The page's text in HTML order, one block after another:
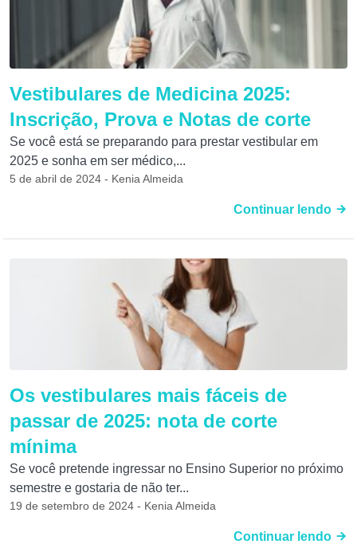
Vestibulares de Medicina 2025:
Inscrição, Prova e Notas de corte
Se você está se preparando para prestar vestibular em
2025 e sonha em ser médico,...
5 de abril de 2024 - Kenia Almeida
Continuar lendo
Os vestibulares mais fáceis de
passar de 2025: nota de corte
mínima
Se você pretende ingressar no Ensino Superior no próximo
semestre e gostaria de não ter...
19 de setembro de 2024 - Kenia Almeida
Continuar lendo